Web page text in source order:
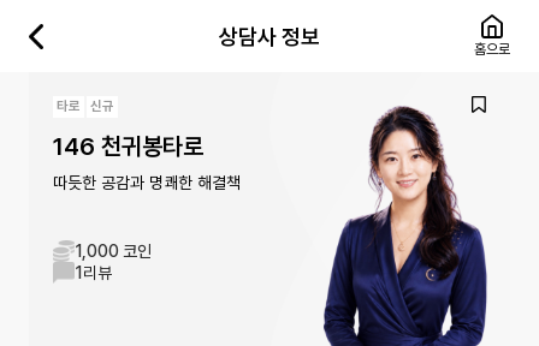
상담사 정보
홈으로
타로 신규
146 천귀봉타로
따듯한 공감과 명쾌한 해결책
1,000 코인
1 리뷰